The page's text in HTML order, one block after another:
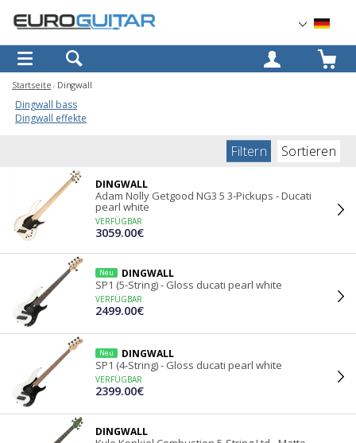
OK
Startseite Dingwall
Dingwall bass
Dingwall effekte
Filtern Sortieren
DINGWALL
Adam Nolly Getgood NG3 5 3-Pickups - Ducati
pearl white
VERFÜGBAR
3059.00€
Neu DINGWALL
SP1 (5-String) - Gloss ducati pearl white
VERFÜGBAR
2499.00€
Neu DINGWALL
SP1 (4-String) - Gloss ducati pearl white
VERFÜGBAR
2399.00€
DINGWALL